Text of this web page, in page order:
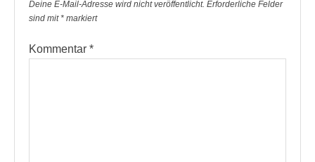
Deine E-Mail-Adresse wird nicht veröffentlicht. Erforderliche Felder
sind mit* markiert
Kommentar *